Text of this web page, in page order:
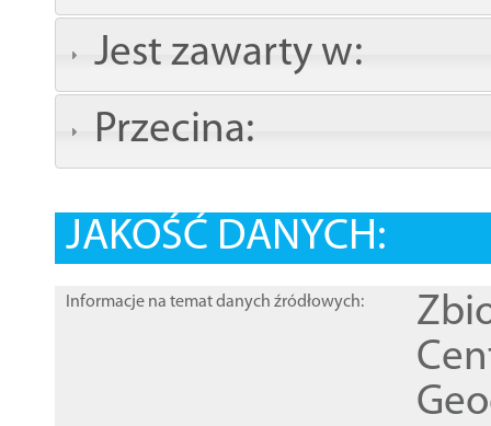
Jest zawarty w:
Przecina:
JAKOŚĆ DANYCH:
Informacje na temat danych źródłowych: